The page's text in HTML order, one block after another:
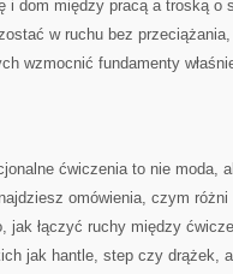
i dom między pracą a troską o
w ruchu bez przeciążania,
wzmocnić fundamenty
ćwiczenia to nie moda,
omówienia, czym
jak łączyć ruchy między
jak hantle, step czy drążek,